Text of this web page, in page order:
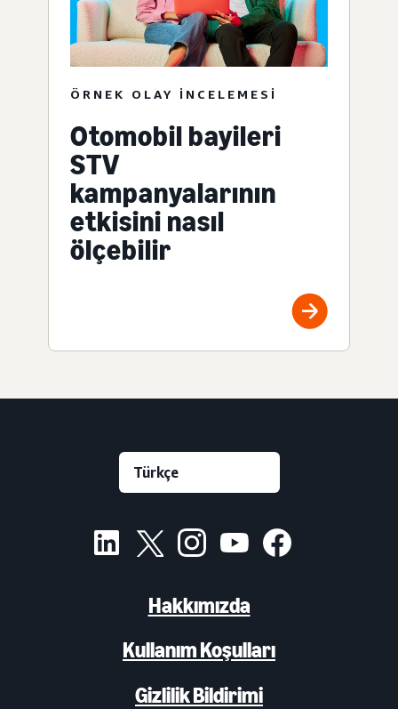
ÖRNEK OLAY INCELEMESI
Otomobil bayileri
STV
kampanyalarının
etkisini nasıl
ölçebilir
Hakkımızda
Kullanım Koşulları
Gizlilik Bildirimi